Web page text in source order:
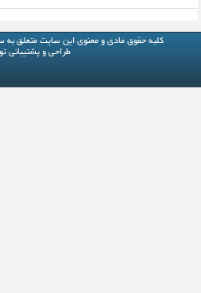
کلیه حقوق مادی و معنوی این سایت متعلق به
طراحی و پشتیبانی